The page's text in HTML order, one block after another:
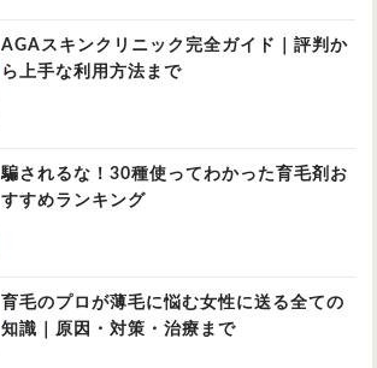
AGAスキンクリニック完全ガイド｜評判か
ら上手な利用方法まで
騙されるな！30種使ってわかった育毛剤お
すすめランキング
育毛のプロが薄毛に悩む女性に送る全ての
知識｜原因・対策・治療まで